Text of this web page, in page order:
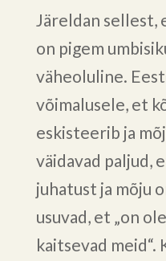
Järeldan sellest,
on pigem
väheoluline.
võimalusele, et
eskisteerib ja
väidavad paljud,
juhatust ja mõju
usuvad, et „on
kaitsevad